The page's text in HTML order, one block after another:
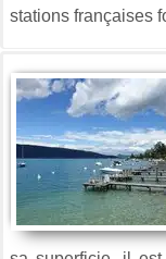
stations françaises